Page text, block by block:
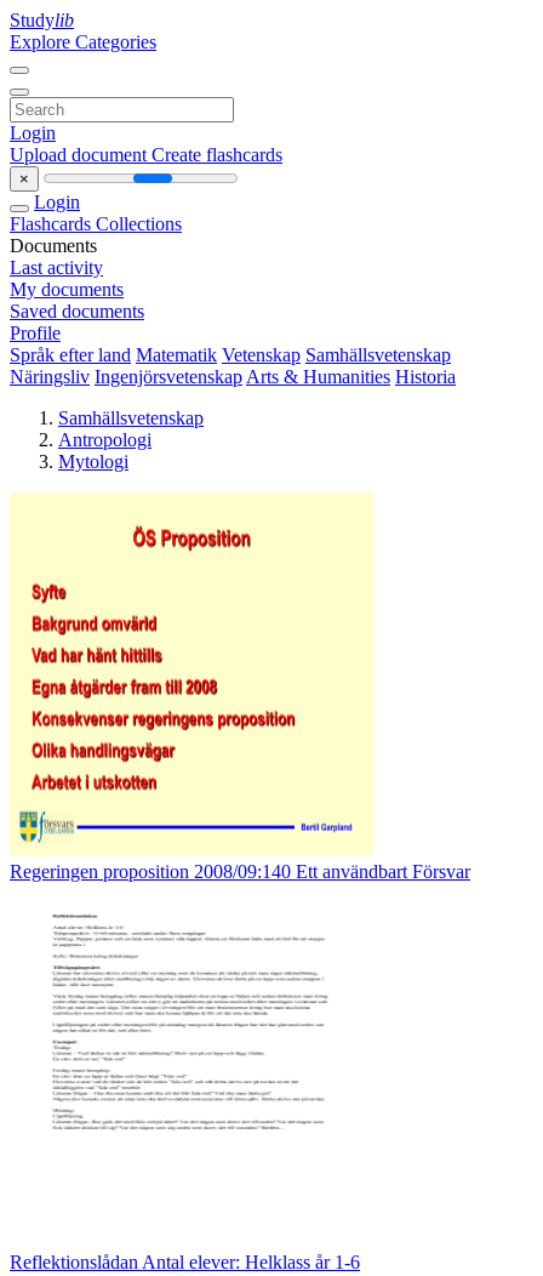
Studylib
Explore Categories
Login
Upload document Create flashcards
×
Login
Flashcards Collections
Documents
Last activity
My documents
Saved documents
Profile
Språk efter land Matematik Vetenskap Samhällsvetenskap
Näringsliv Ingenjörsvetenskap Arts & Humanities Historia
Samhällsvetenskap
Antropologi
Mytologi
Regeringen proposition 2008/09:140 Ett användbart Försvar
Reflektionslådan Antal elever: Helklass år 1-6